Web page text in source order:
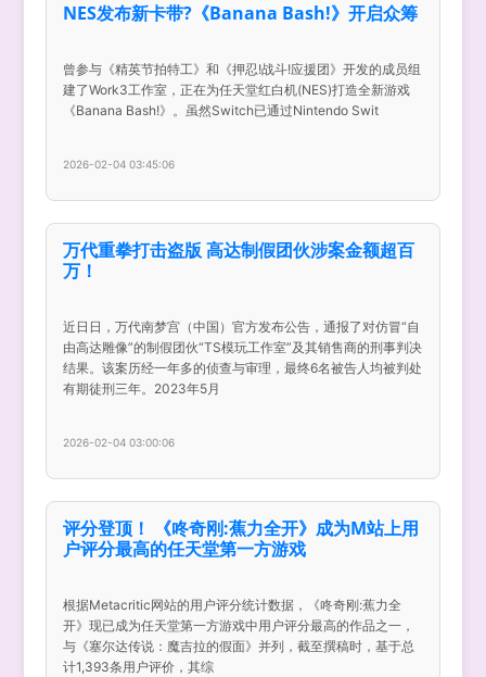
NES发布新卡带?《Banana Bash!》开启众筹
曾参与《精英节拍特工》和《押忍!战斗!应援团》开发的成员组
建了Work3工作室，正在为任天堂红白机(NES)打造全新游戏
《Banana Bash!》。虽然Switch已通过Nintendo Swit
2026-02-04 03:45:06
万代重拳打击盗版 高达制假团伙涉案金额超百
万！
近日日，万代南梦宫（中国）官方发布公告，通报了对仿冒“自
由高达雕像”的制假团伙“TS模玩工作室”及其销售商的刑事判决
结果。该案历经一年多的侦查与审理，最终6名被告人均被判处
有期徒刑三年。2023年5月
2026-02-04 03:00:06
评分登顶！ 《咚奇刚:蕉力全开》成为M站上用
户评分最高的任天堂第一方游戏
根据Metacritic网站的用户评分统计数据，《咚奇刚:蕉力全
开》现已成为任天堂第一方游戏中用户评分最高的作品之一，
与《塞尔达传说：魔吉拉的假面》并列，截至撰稿时，基于总
计1,393条用户评价，其综